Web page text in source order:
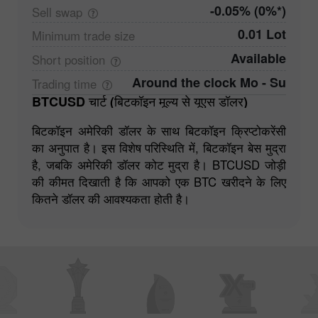
Sell swap -0.05% (0%*)
Minimum trade size 0.01 Lot
Short position Available
Trading time
Around the clock Mo - Su
BTCUSD चार्ट (बिटकॉइन मूल्य से यूएस डॉलर)
बिटकॉइन अमेरिकी डॉलर के साथ बिटकॉइन क्रिप्टोकरेंसी
का अनुपात है। इस विशेष परिस्थिति में, बिटकॉइन बेस मुद्रा
है, जबकि अमेरिकी डॉलर कोट मुद्रा है। BTCUSD जोड़ी
की कीमत दिखाती है कि आपको एक BTC खरीदने के लिए
कितने डॉलर की आवश्यकता होती है।